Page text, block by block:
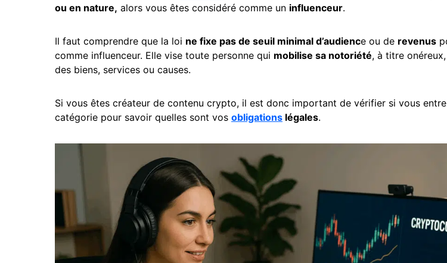
ou en nature, alors vous êtes considéré comme un influenceur.
Il faut comprendre que la loi ne fixe pas de seuil minimal d’audience ou de revenus
comme influenceur. Elle vise toute personne qui mobilise sa notoriété, à titre
des biens, services ou causes.
Si vous êtes créateur de contenu crypto, il est donc important de vérifier si vous
catégorie pour savoir quelles sont vos obligations légales.